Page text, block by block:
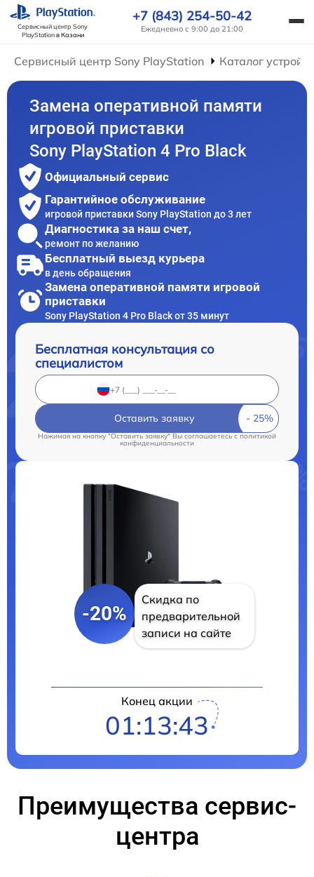
Сервисный центр Sony
PlayStationв Казани
+7 (843) 254-50-42
Ежедневно с 9:00 до 21:00
Сервисный центр Sony PlayStation Каталог
Замена оперативной памяти
игровой приставки
Sony PlayStation 4 Pro Black
Официальный сервис
Гарантийное обслуживание
игровой приставки Sony PlayStation до 3 лет
Диагностика за наш счет,
ремонт по желанию
Бесплатный выезд курьера
в день обращения
Замена оперативной памяти игровой
приставки
Sony PlayStation 4 Pro Black от 35 минут
Бесплатная консультация со
специалистом
Оставить заявку
Нажимая на кнопку "Оставить заявку" Вы соглашаетесь cполитикой
конфиденциальности
-20%
Скидка по
предварительной
записи на сайте
Конец акции
01:13:42
Преимущества сервис-
центра